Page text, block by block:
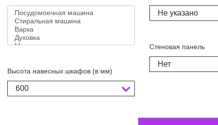
Высота навесных шкафов (в мм)
600
Не указано
Стеновая панель
Нет